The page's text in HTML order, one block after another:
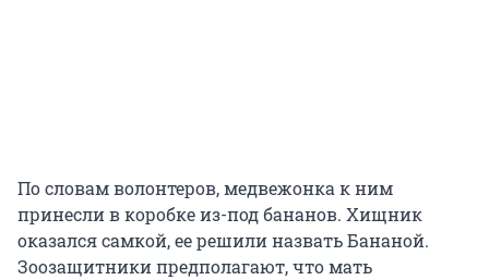
По словам волонтеров, медвежонка к ним
принесли в коробке из-под бананов. Хищник
оказался самкой, ее решили назвать Бананой.
Зоозащитники предполагают, что мать